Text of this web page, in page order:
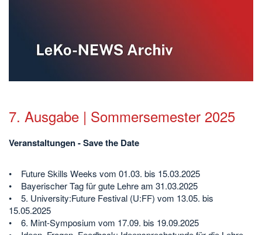
7. Ausgabe | Sommersemester 2025
Veranstaltungen - Save the Date
• Future Skills Weeks vom 01.03. bis 15.03.2025
• Bayerischer Tag für gute Lehre am 31.03.2025
• 5. University:Future Festival (U:FF) vom 13.05. bis
15.05.2025
• 6. Mint-Symposium vom 17.09. bis 19.09.2025